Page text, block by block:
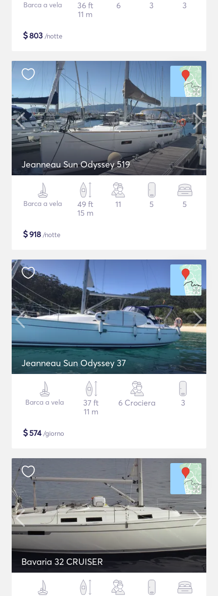
Barca a vela
36 ft
11 m
6 3 3
$803 /notte
Jeanneau Sun Odyssey 519
Barca a vela
49 ft
15 m
11 5 5
$918 /notte
Jeanneau Sun Odyssey 37
Barca a vela
37 ft
11 m
6 Crociera 3
$574/giorno
Bavaria 32 CRUISER